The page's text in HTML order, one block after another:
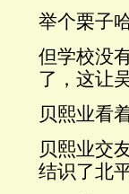
举个栗子
但学校没
了，这让
贝熙业看
贝熙业交
结识了北